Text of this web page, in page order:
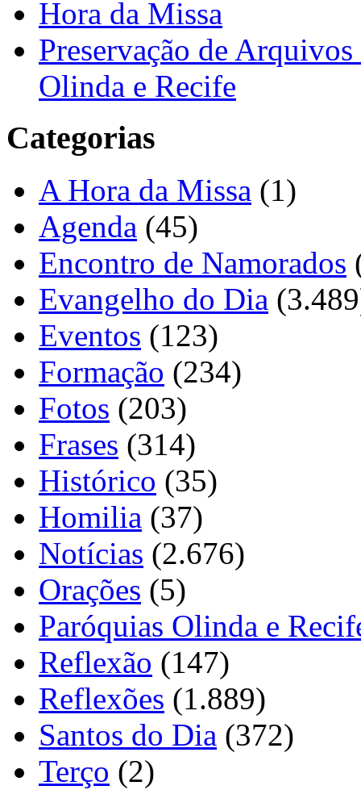
Hora da Missa
Preservação de
Olinda e Recife
Categorias
A Hora da Missa (1)
Agenda (45)
Encontro de Namorados
Evangelho do Dia
Eventos (123)
Formação (234)
Fotos (203)
Frases (314)
Histórico (35)
Homilia (37)
Notícias (2.676)
Orações (5)
Paróquias Olinda e
Reflexão (147)
Reflexões (1.889)
Santos do Dia (372)
Terço (2)